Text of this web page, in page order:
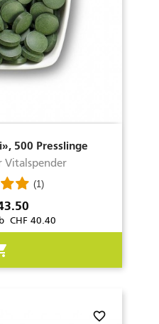
500 Presslinge
Vitalspender
(1)
CHF 40.40
favorite_border